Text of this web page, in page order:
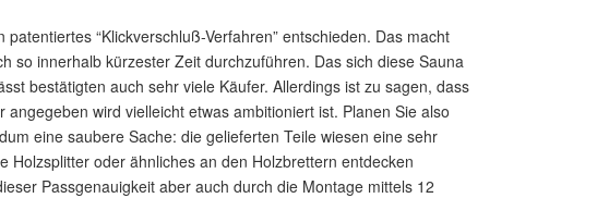
“Klickverschluß-Verfahren” entschieden. Das macht
so innerhalb kürzester Zeit durchzuführen. Das sich diese Sauna
bestätigten auch sehr viele Käufer. Allerdings ist zu sagen, dass
wird vielleicht etwas ambitioniert ist. Planen Sie also
eine saubere Sache: die gelieferten Teile wiesen eine sehr
Holzsplitter oder ähnliches an den Holzbrettern entdecken
Passgenauigkeit aber auch durch die Montage mittels 12